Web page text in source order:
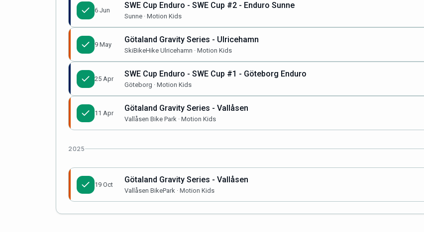
6 Jun
SWE Cup Enduro - SWE Cup #2 - Enduro Sunne
Sunne · Motion Kids
9 May
Götaland Gravity Series - Ulricehamn
SkiBikeHike Ulricehamn · Motion Kids
25 Apr
SWE Cup Enduro - SWE Cup #1 - Göteborg Enduro
Göteborg · Motion Kids
11 Apr
Götaland Gravity Series - Vallåsen
Vallåsen Bike Park · Motion Kids
2025
19 Oct
Götaland Gravity Series - Vallåsen
Vallåsen BikePark · Motion Kids